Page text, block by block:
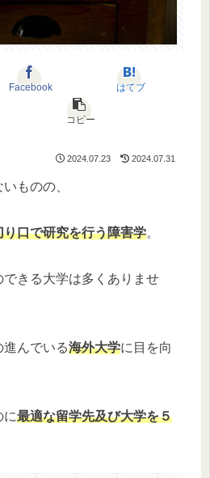
Facebook はてブ
コピー
2024.07.23 2024.07.31
ものの、
り口で研究を行う障害学。
できる大学は多くありませ
んでいる海外大学に目を向
に最適な留学先及び大学を５